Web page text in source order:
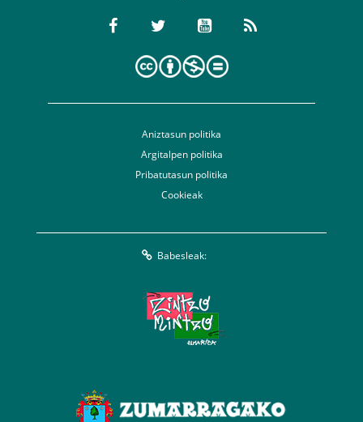
Aniztasun politika
Argitalpen politika
Pribatutasun politika
Cookieak
Babesleak: